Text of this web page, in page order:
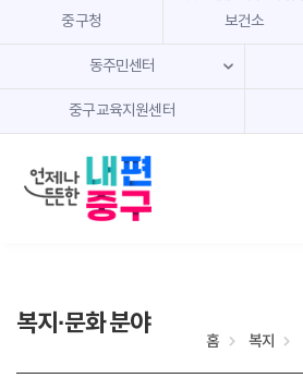
본문 내용 바로가기
주메뉴 바로가기
중구청 보건소
동주민센터
중구교육지원센터
복지·문화 분야
홈 복지